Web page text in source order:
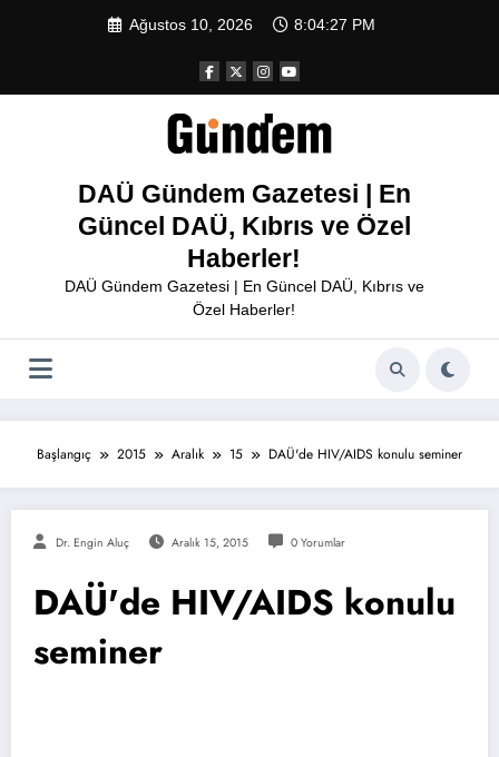
Ağustos 10, 2026 8:04:27 PM
DAÜ Gündem Gazetesi | En
Güncel DAÜ, Kıbrıs ve Özel
Haberler!
DAÜ Gündem Gazetesi | En Güncel DAÜ, Kıbrıs ve
Özel Haberler!
Başlangıç 2015 Aralık 15 DAÜ'de HIV/AIDS konulu seminer
Dr. Engin Aluç Aralık 15, 2015 0 Yorumlar
DAÜ'de HIV/AIDS konulu
seminer